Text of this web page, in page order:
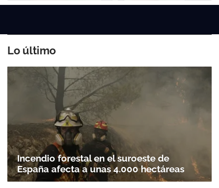
Lo último
Incendio forestal en el suroeste de
España afecta a unas 4.000 hectáreas